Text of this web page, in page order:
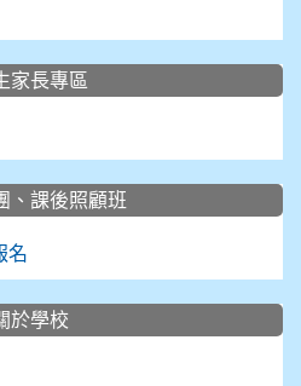
家長專區
、課後照顧班
名
於學校